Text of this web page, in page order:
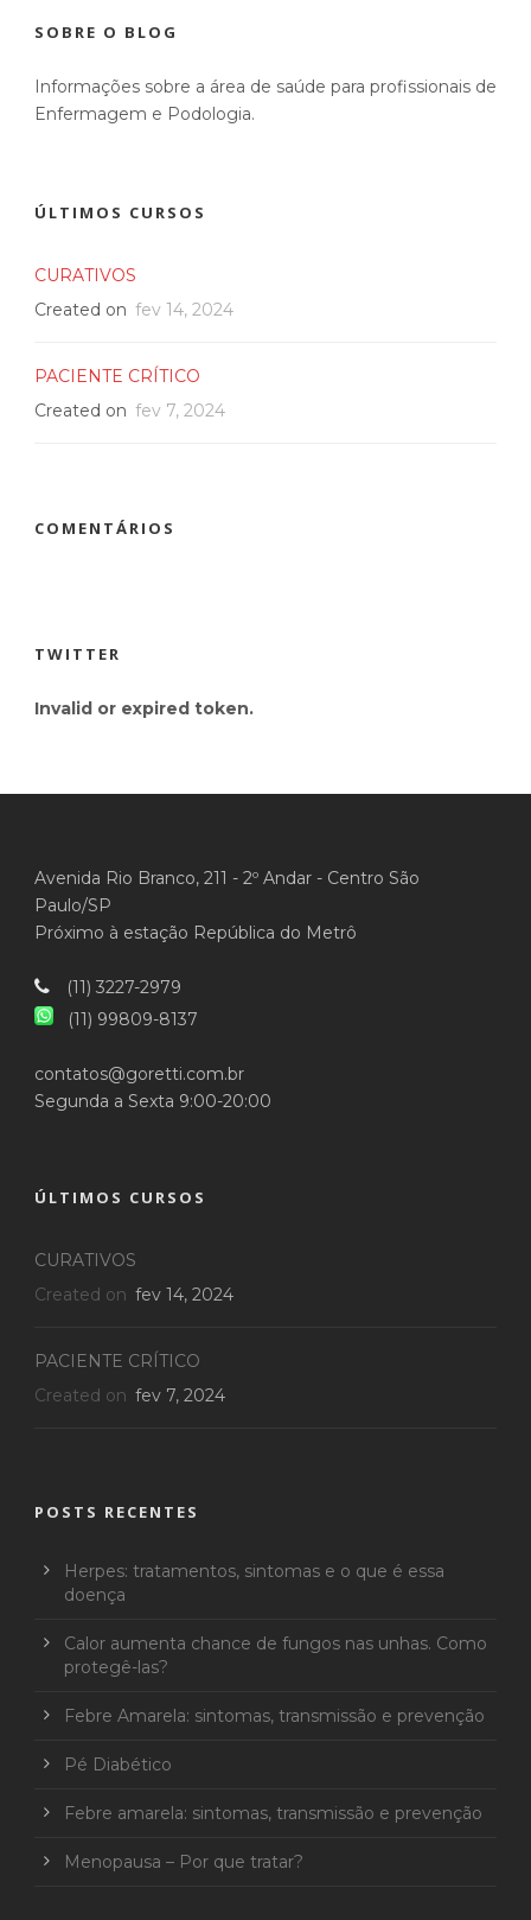
SOBRE O BLOG
Informações sobre a área de saúde para profissionais de
Enfermagem e Podologia.
ÚLTIMOS CURSOS
CURATIVOS
Created on fev 14, 2024
PACIENTE CRÍTICO
Created on fev 7, 2024
COMENTÁRIOS
TWITTER
Invalid or expired token.
Avenida Rio Branco, 211 - 2º Andar - Centro São
Paulo/SP
Próximo à estação República do Metrô
(11) 3227-2979
(11) 99809-8137
contatos@goretti.com.br
Segunda a Sexta 9:00-20:00
ÚLTIMOS CURSOS
CURATIVOS
Created on fev 14, 2024
PACIENTE CRÍTICO
Created on fev 7, 2024
POSTS RECENTES
Herpes: tratamentos, sintomas e o que é essa
doença
Calor aumenta chance de fungos nas unhas. Como
protegê-las?
Febre Amarela: sintomas, transmissão e prevenção
Pé Diabético
Febre amarela: sintomas, transmissão e prevenção
Menopausa – Por que tratar?